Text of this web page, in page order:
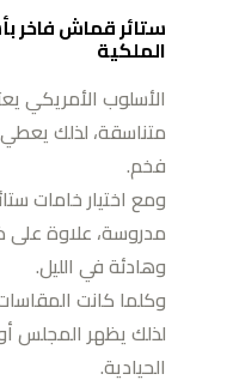
ستائر قماش فاخر
الملكية
الأسلوب الأمريكي
متناسقة، لذلك
فخم.
ومع اختيار خامات
مدروسة، علاوة على
وهادئة في الليل.
وكلما كانت
لذلك يظهر المجلس
الحيادية.